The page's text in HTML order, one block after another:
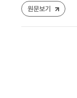
원문보기